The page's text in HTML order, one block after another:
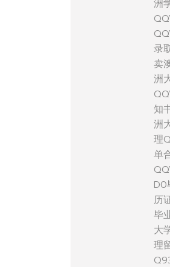
洲
录
卖
洲
知
洲
理
单
D0
历
毕
大
理